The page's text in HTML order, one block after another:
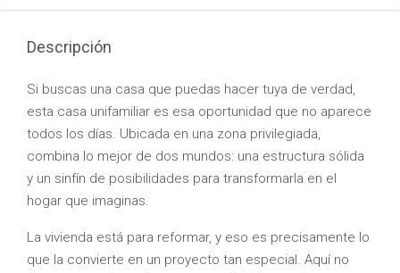
Descripción
Si buscas una casa que puedas hacer tuya de verdad,
esta casa unifamiliar es esa oportunidad que no aparece
todos los días. Ubicada en una zona privilegiada,
combina lo mejor de dos mundos: una estructura sólida
y un sinfín de posibilidades para transformarla en el
hogar que imaginas.
La vivienda está para reformar, y eso es precisamente lo
que la convierte en un proyecto tan especial. Aquí no